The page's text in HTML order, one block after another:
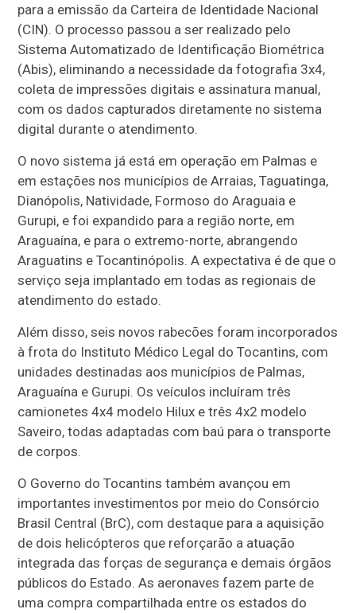
para a emissão da Carteira de Identidade Nacional
(CIN). O processo passou a ser realizado pelo
Sistema Automatizado de Identificação Biométrica
(Abis), eliminando a necessidade da fotografia 3x4,
coleta de impressões digitais e assinatura manual,
com os dados capturados diretamente no sistema
digital durante o atendimento.
O novo sistema já está em operação em Palmas e
em estações nos municípios de Arraias, Taguatinga,
Dianópolis, Natividade, Formoso do Araguaia e
Gurupi, e foi expandido para a região norte, em
Araguaína, e para o extremo-norte, abrangendo
Araguatins e Tocantinópolis. A expectativa é de que o
serviço seja implantado em todas as regionais de
atendimento do estado.
Além disso, seis novos rabecões foram incorporados
à frota do Instituto Médico Legal do Tocantins, com
unidades destinadas aos municípios de Palmas,
Araguaína e Gurupi. Os veículos incluíram três
camionetes 4x4 modelo Hilux e três 4x2 modelo
Saveiro, todas adaptadas com baú para o transporte
de corpos.
O Governo do Tocantins também avançou em
importantes investimentos por meio do Consórcio
Brasil Central (BrC), com destaque para a aquisição
de dois helicópteros que reforçarão a atuação
integrada das forças de segurança e demais órgãos
públicos do Estado. As aeronaves fazem parte de
uma compra compartilhada entre os estados do